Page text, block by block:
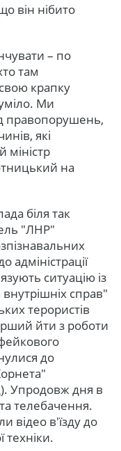
він нібито
– по
там
крапку
Ми
правопорушень,
які
міністр
на
біля так
"ЛНР"
адміністрації
ситуацію із
справ"
терористів
йти з роботи
до
Упродовж дня в
телебачення.
відео в'їзду до
техніки.